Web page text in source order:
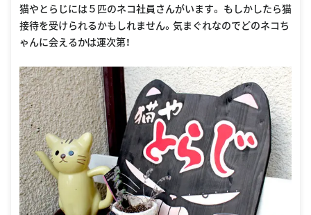
猫やとらじには５匹のネコ社員さんがいます。 もしかしたら猫
接待を受けられるかもしれません。気まぐれなのでどのネコち
ゃんに会えるかは運次第！